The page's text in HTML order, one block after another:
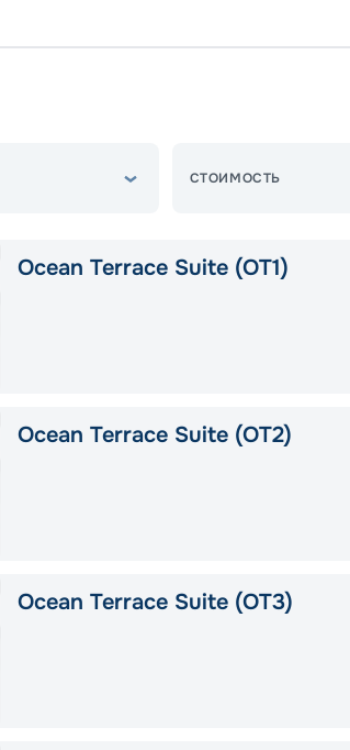
СТОИМОСТЬ
Ocean Terrace Suite (OT1)
Ocean Terrace Suite (OT2)
Ocean Terrace Suite (OT3)